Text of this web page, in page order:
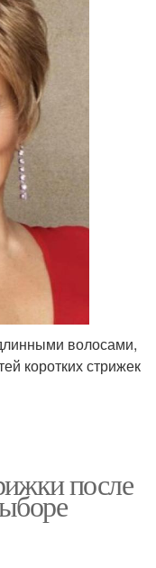
волосами,
коротких стрижек
после